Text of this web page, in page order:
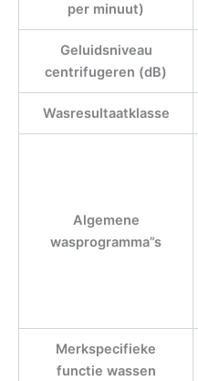
per minuut)
Geluidsniveau
centrifugeren (dB)
Wasresultaatklasse
Algemene
wasprogramma”s
Merkspecifieke
functie wassen